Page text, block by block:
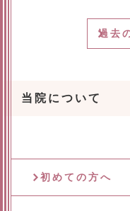
過去
当院について
初めての方へ